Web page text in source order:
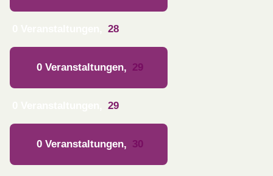
28
0 Veranstaltungen, 29
29
0 Veranstaltungen, 30